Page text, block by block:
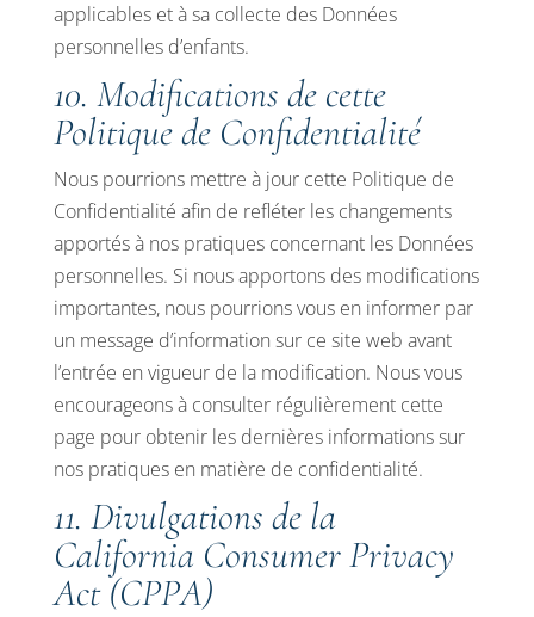
applicables et à sa collecte des Données
personnelles d’enfants.
10. Modifications de cette
Politique de Confidentialité
Nous pourrions mettre à jour cette Politique de
Confidentialité afin de refléter les changements
apportés à nos pratiques concernant les Données
personnelles. Si nous apportons des modifications
importantes, nous pourrions vous en informer par
un message d’information sur ce site web avant
l’entrée en vigueur de la modification. Nous vous
encourageons à consulter régulièrement cette
page pour obtenir les dernières informations sur
nos pratiques en matière de confidentialité.
11. Divulgations de la
California Consumer Privacy
Act (CPPA)